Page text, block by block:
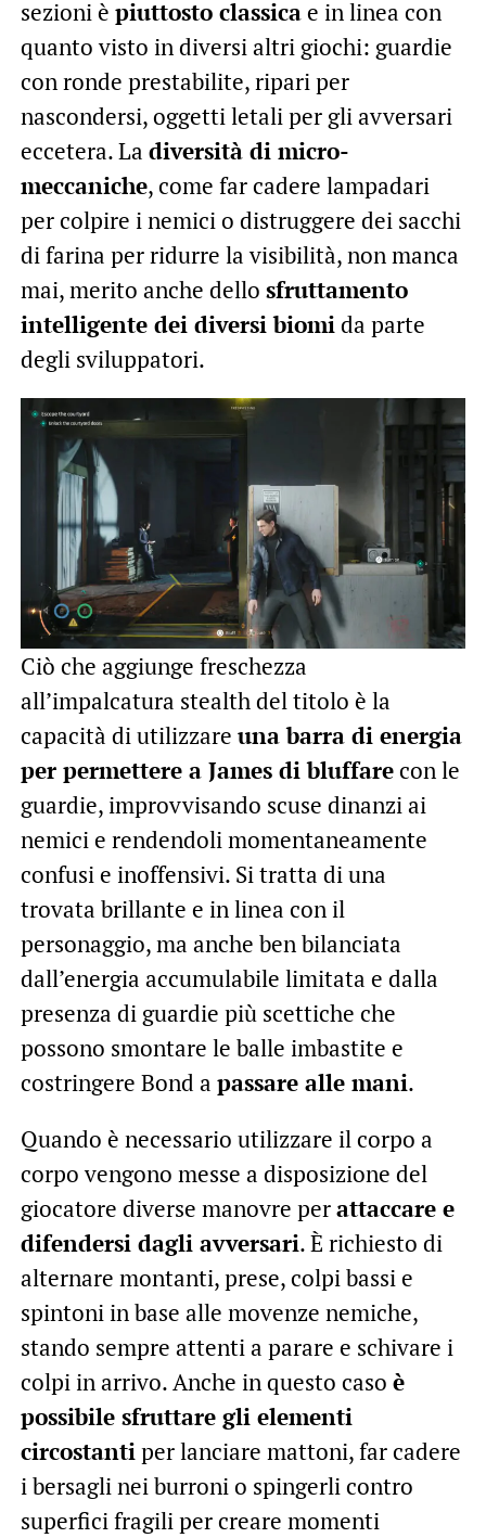
sezioni è piuttosto classicae in linea con
quanto visto in diversi altri giochi: guardie
con ronde prestabilite, ripari per
nascondersi, oggetti letali per gli avversari
eccetera. La diversità di micro-
meccaniche, come far cadere lampadari
per colpire i nemici o distruggere dei sacchi
di farina per ridurre la visibilità, non manca
mai, merito anche dello sfruttamento
intelligente dei diversi biomida parte
degli sviluppatori.
Ciò che aggiunge freschezza
all’impalcatura stealth del titolo è la
capacità di utilizzare una barra di energia
per permettere a James di bluffarecon le
guardie, improvvisando scuse dinanzi ai
nemici e rendendoli momentaneamente
confusi e inoffensivi. Si tratta di una
trovata brillante e in linea con il
personaggio, ma anche ben bilanciata
dall’energia accumulabile limitata e dalla
presenza di guardie più scettiche che
possono smontare le balle imbastite e
costringere Bond a passare alle mani.
Quando è necessario utilizzare il corpo a
corpo vengono messe a disposizione del
giocatore diverse manovre perattaccare e
difendersi dagli avversari. È richiesto di
alternare montanti, prese, colpi bassi e
spintoni in base alle movenze nemiche,
stando sempre attenti a parare e schivare i
colpi in arrivo. Anche in questo caso è
possibile sfruttare gli elementi
circostantiper lanciare mattoni, far cadere
i bersagli nei burroni o spingerli contro
superfici fragili per creare momenti